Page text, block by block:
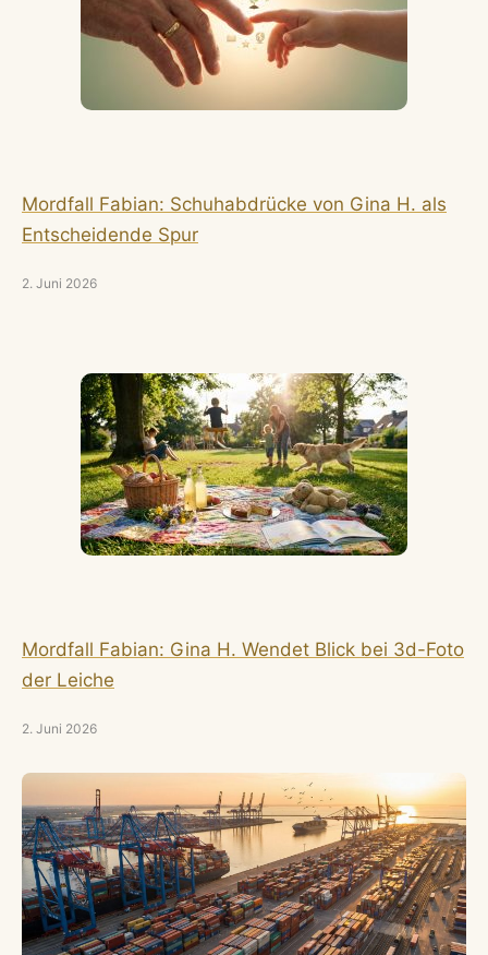
Mordfall Fabian: Schuhabdrücke von Gina H. als
Entscheidende Spur
2. Juni 2026
Mordfall Fabian: Gina H. Wendet Blick bei 3d-Foto
der Leiche
2. Juni 2026